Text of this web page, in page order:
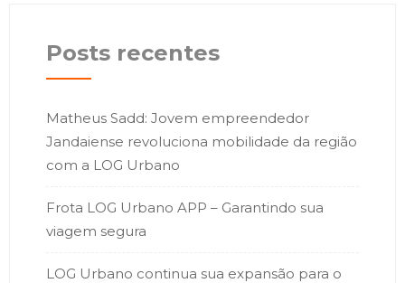
Posts recentes
Matheus Sadd: Jovem empreendedor
Jandaiense revoluciona mobilidade da região
com a LOG Urbano
Frota LOG Urbano APP – Garantindo sua
viagem segura
LOG Urbano continua sua expansão para o